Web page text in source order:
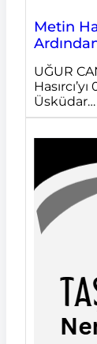
Metin
UĞUR
Üsküdar…